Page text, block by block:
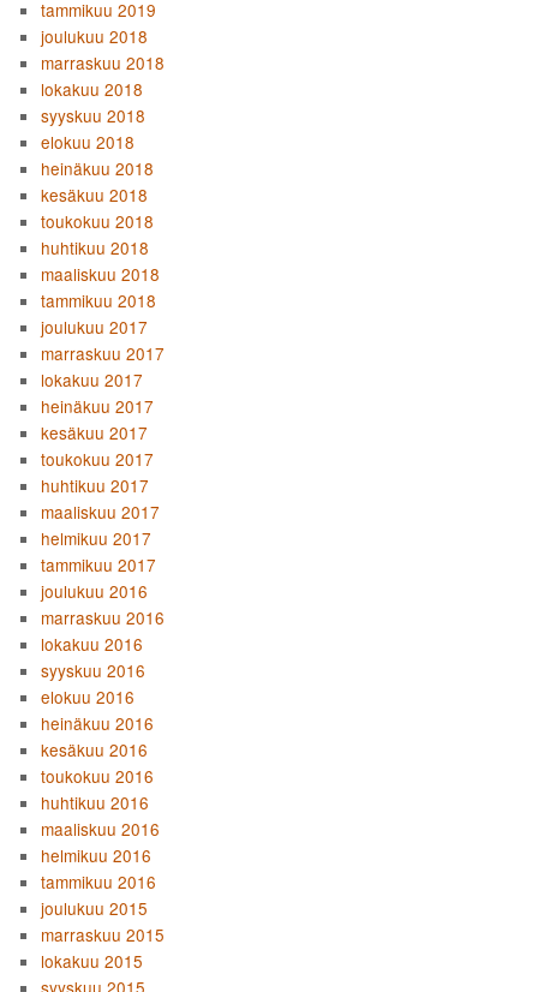
tammikuu 2019
joulukuu 2018
marraskuu 2018
lokakuu 2018
syyskuu 2018
elokuu 2018
heinäkuu 2018
kesäkuu 2018
toukokuu 2018
huhtikuu 2018
maaliskuu 2018
tammikuu 2018
joulukuu 2017
marraskuu 2017
lokakuu 2017
heinäkuu 2017
kesäkuu 2017
toukokuu 2017
huhtikuu 2017
maaliskuu 2017
helmikuu 2017
tammikuu 2017
joulukuu 2016
marraskuu 2016
lokakuu 2016
syyskuu 2016
elokuu 2016
heinäkuu 2016
kesäkuu 2016
toukokuu 2016
huhtikuu 2016
maaliskuu 2016
helmikuu 2016
tammikuu 2016
joulukuu 2015
marraskuu 2015
lokakuu 2015